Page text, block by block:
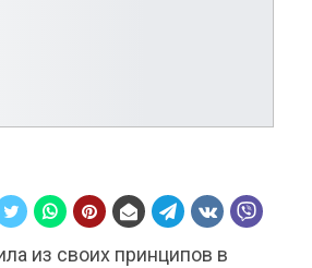
из своих принципов в